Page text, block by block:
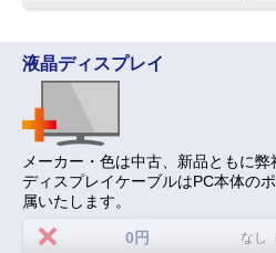
液晶ディスプレイ
メーカー・色は中古、新品ともに弊
ディスプレイケーブルはPC本体の
属いたします。
0円 なし